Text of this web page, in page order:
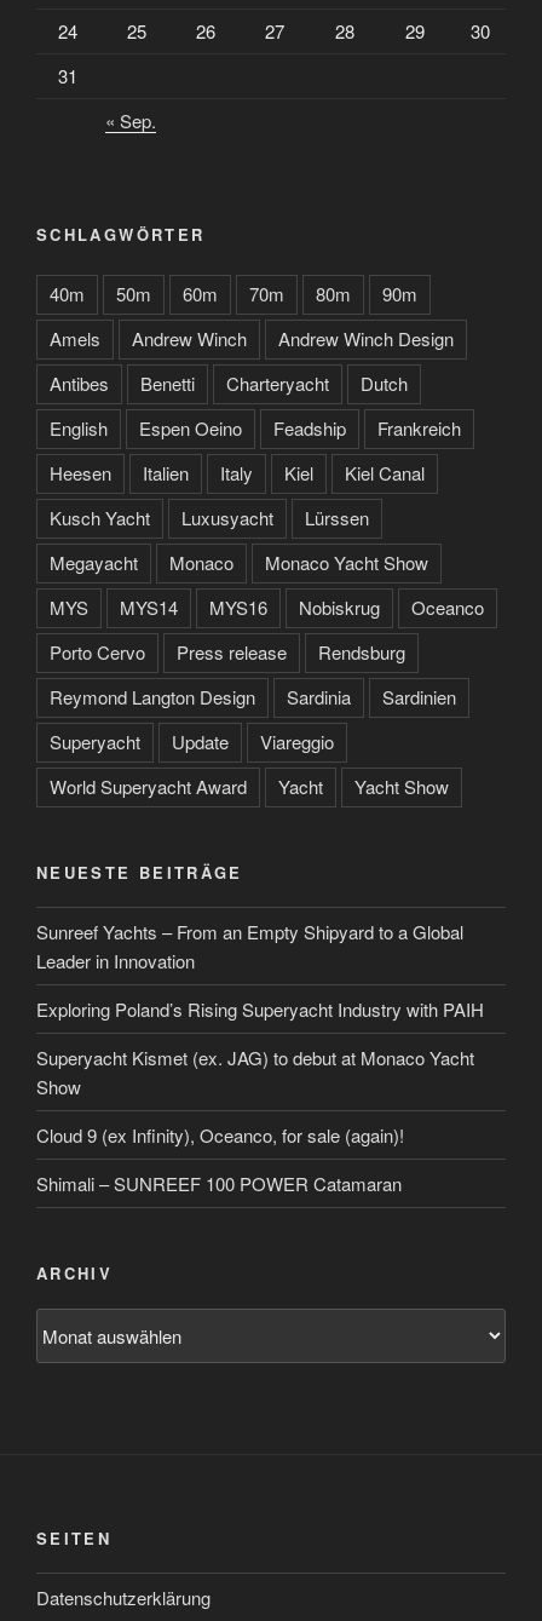
24
25 26 27 28 29
30
31
« Sep.
SCHLAGWÖRTER
40m 50m 60m 70m 80m
90m
Amels
Andrew Winch
Andrew Winch Design
Antibes
Benetti Charteryacht
Dutch
English
Espen Oeino Feadship
Frankreich
Heesen
Italien Italy Kiel
Kiel Canal
Kusch Yacht
Luxusyacht
Lürssen
Megayacht
Monaco
Monaco Yacht Show
MYS
MYS14 MYS16 Nobiskrug
Oceanco
Porto Cervo
Press release
Rendsburg
Reymond Langton Design
Sardinia
Sardinien
Superyacht
Update
Viareggio
World Superyacht Award
Yacht Yacht Show
NEUESTE BEITRÄGE
Sunreef Yachts – From an Empty Shipyard to a Global
Leader in Innovation
Exploring Poland’s Rising Superyacht Industry with PAIH
Superyacht Kismet (ex. JAG) to debut at Monaco Yacht
Show
Cloud 9 (ex Infinity), Oceanco, for sale (again)!
Shimali – SUNREEF 100 POWER Catamaran
ARCHIV
SEITEN
Datenschutzerklärung